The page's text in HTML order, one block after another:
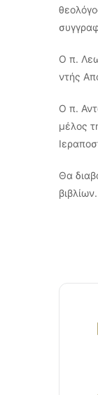
Ο π.
ντής
Ο π.
μέλος
Θα
βιβλίων.